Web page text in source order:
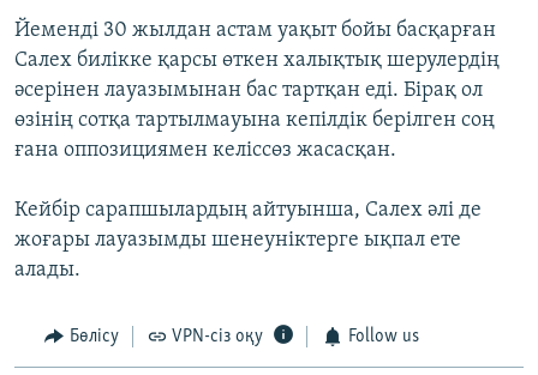
Йеменді 30 жылдан астам уақыт бойы басқарған
Салех билікке қарсы өткен халықтық шерулердің
әсерінен лауазымынан бас тартқан еді. Бірақ ол
өзінің сотқа тартылмауына кепілдік берілген соң
ғана оппозициямен келіссөз жасасқан.
Кейбір сарапшылардың айтуынша, Салех әлі де
жоғары лауазымды шенеуніктерге ықпал ете
алады.
Бөлісу VPN-сіз оқу Follow us